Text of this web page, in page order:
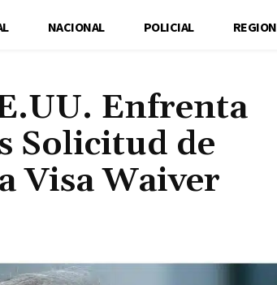
NACIONAL POLICIAL REGION
Enfrenta
Solicitud de
Visa Waiver